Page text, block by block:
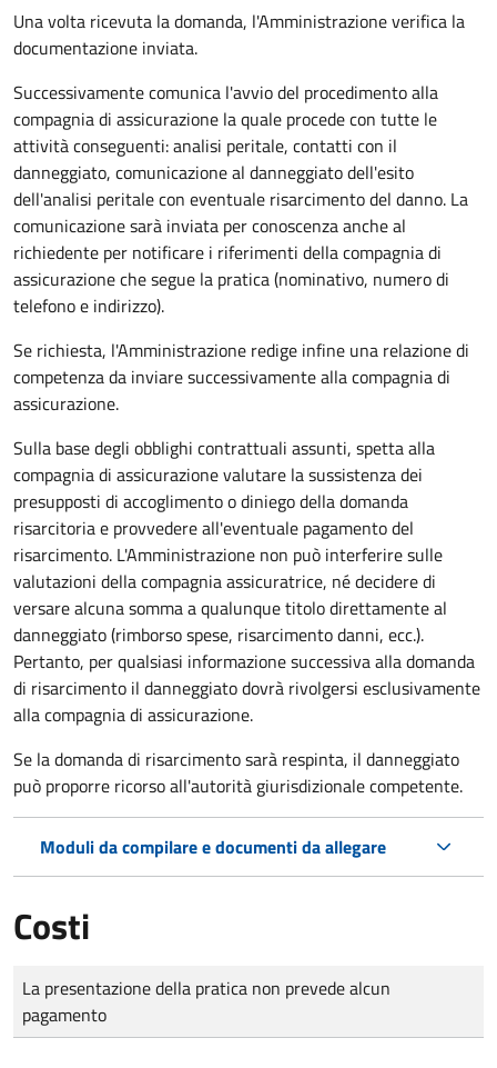
Una volta ricevuta la domanda, l'Amministrazione verifica la
documentazione inviata.
Successivamente comunica l'avvio del procedimento alla
compagnia di assicurazione la quale procede con tutte le
attività conseguenti: analisi peritale, contatti con il
danneggiato, comunicazione al danneggiato dell'esito
dell'analisi peritale con eventuale risarcimento del danno. La
comunicazione sarà inviata per conoscenza anche al
richiedente per notificare i riferimenti della compagnia di
assicurazione che segue la pratica (nominativo, numero di
telefono e indirizzo).
Se richiesta, l'Amministrazione redige infine una relazione di
competenza da inviare successivamente alla compagnia di
assicurazione.
Sulla base degli obblighi contrattuali assunti, spetta alla
compagnia di assicurazione valutare la sussistenza dei
presupposti di accoglimento o diniego della domanda
risarcitoria e provvedere all'eventuale pagamento del
risarcimento. L'Amministrazione non può interferire sulle
valutazioni della compagnia assicuratrice, né decidere di
versare alcuna somma a qualunque titolo direttamente al
danneggiato (rimborso spese, risarcimento danni, ecc.).
Pertanto, per qualsiasi informazione successiva alla domanda
di risarcimento il danneggiato dovrà rivolgersi esclusivamente
alla compagnia di assicurazione.
Se la domanda di risarcimento sarà respinta, il danneggiato
può proporre ricorso all'autorità giurisdizionale competente.
Moduli da compilare e documenti da allegare
Costi
Tipo di pagamento
Importo
La presentazione della pratica non prevede alcun
pagamento